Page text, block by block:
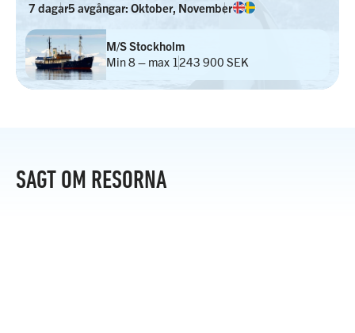
7 dagar5 avgångar: Oktober, November
M/S Stockholm
Min 8 – max 1243 900 SEK
SAGT OM RESORNA